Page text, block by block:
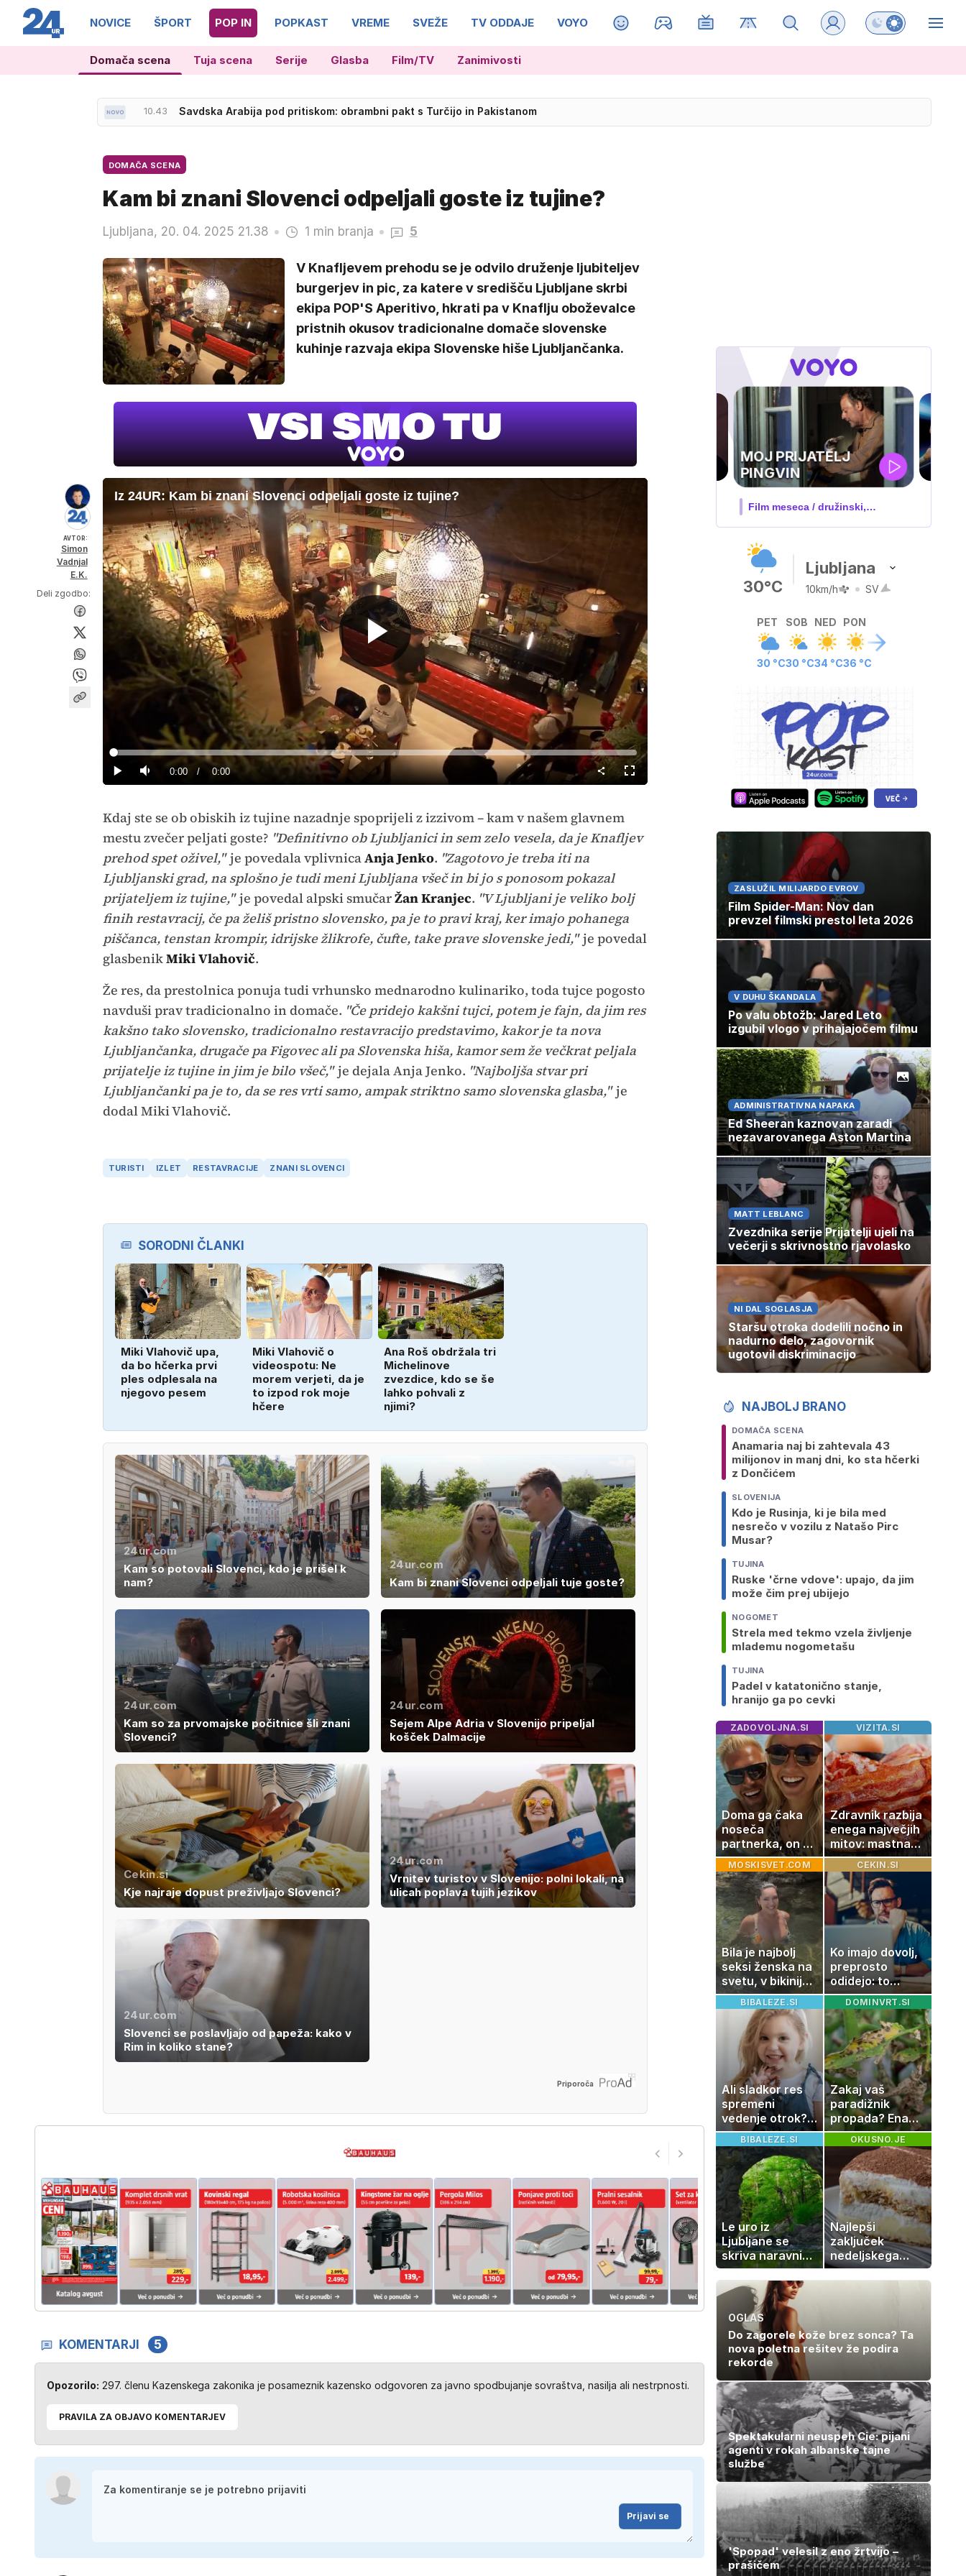
NOVICE ŠPORT POP IN POPKAST VREME SVEŽE TV ODDAJE VOYO MAGAZIN Preklopi barvni
Domača scena Tuja scena Serije Glasba Film/TV Zanimivosti
10.40 Izjemne sušne razmere: do normalnosti manjka 100 mm padavin
DOMAČA SCENA
Kam bi znani Slovenci odpeljali goste iz tujine?
Ljubljana, 20. 04. 2025 21.38 1 min branja 5
V Knafljevem prehodu se je odvilo druženje ljubiteljev
burgerjev in pic, za katere v središču Ljubljane skrbi
ekipa POP'S Aperitivo, hkrati pa v Knaflju oboževalce
pristnih okusov tradicionalne domače slovenske
kuhinje razvaja ekipa Slovenske hiše Ljubljančanka.
AVTOR:
Simon
Vadnjal
E.K.
Deli zgodbo:
Iz 24UR: Kam bi znani Slovenci odpeljali goste iz tujine?
Predvajaj
PredvajajTiho Current
0:00 / Duration
0:00
Loaded:
0%
Celozaslonski
način
Kdaj ste se ob obiskih iz tujine nazadnje spoprijeli z izzivom – kam v našem glavnem
mestu zvečer peljati goste? "Definitivno ob Ljubljanici in sem zelo vesela, da je Knafljev
prehod spet oživel,"je povedala vplivnicaAnja Jenko. "Zagotovo je treba iti na
Ljubljanski grad, na splošno je tudi meni Ljubljana všeč in bi jo s ponosom pokazal
prijateljem iz tujine,"je povedal alpski smučarŽan Kranjec. "V Ljubljani je veliko bolj
finih restavracij, če pa želiš pristno slovensko, pa je to pravi kraj, ker imajo pohanega
piščanca, tenstan krompir, idrijske žlikrofe, čufte, take prave slovenske jedi,"je povedal
glasbenikMiki Vlahovič.
Že res, da prestolnica ponuja tudi vrhunsko mednarodno kulinariko, toda tujce pogosto
navduši prav tradicionalno in domače. "Če pridejo kakšni tujci, potem je fajn, da jim res
kakšno tako slovensko, tradicionalno restavracijo predstavimo, kakor je ta nova
Ljubljančanka, drugače pa Figovec ali pa Slovenska hiša, kamor sem že večkrat peljala
prijatelje iz tujine in jim je bilo všeč,"je dejala Anja Jenko. "Najboljša stvar pri
Ljubljančanki pa je to, da se res vrti samo, ampak striktno samo slovenska glasba,"je
dodal Miki Vlahovič.
TURISTI IZLET RESTAVRACIJE ZNANI SLOVENCI
SORODNI ČLANKI
Miki Vlahovič upa,
da bo hčerka prvi
ples odplesala na
njegovo pesem
Miki Vlahovič o
videospotu: Ne
morem verjeti, da je
to izpod rok moje
hčere
Ana Roš obdržala tri
Michelinove
zvezdice, kdo se še
lahko pohvali z
njimi?
24ur.com
Kam so potovali Slovenci, kdo je prišel k
nam?
24ur.com
Kam bi znani Slovenci odpeljali tuje goste?
24ur.com
Kam so za prvomajske počitnice šli znani
Slovenci?
24ur.com
Sejem Alpe Adria v Slovenijo pripeljal
košček Dalmacije
Cekin.si
Kje najraje dopust preživljajo Slovenci?
24ur.com
Vrnitev turistov v Slovenijo: polni lokali, na
ulicah poplava tujih jezikov
24ur.com
Slovenci se poslavljajo od papeža: kako v
Rim in koliko stane?
Priporoča
KOMENTARJI 5
Opozorilo: 297. členu Kazenskega zakonika je posameznik kazensko odgovoren za javno spodbujanje sovraštva, nasilja ali nestrpnosti.
PRAVILA ZA OBJAVO KOMENTARJEV
Prijavi se
UEFA
SUPERPOKAL
V živo na VOYO: sreda ob 20.30
30°C
Ljubljana
10km/h SV
PET
30 °C
SOB
30 °C
NED
34 °C
PON
36 °C
ZASLUŽIL MILIJARDO EVROV
Film Spider-Man: Nov dan
prevzel filmski prestol leta 2026
V DUHU ŠKANDALA
Po valu obtožb: Jared Leto
izgubil vlogo v prihajajočem filmu
ADMINISTRATIVNA NAPAKA
Ed Sheeran kaznovan zaradi
nezavarovanega Aston Martina
MATT LEBLANC
Zvezdnika serije Prijatelji ujeli na
večerji s skrivnostno rjavolasko
NI DAL SOGLASJA
Staršu otroka dodelili nočno in
nadurno delo, zagovornik
ugotovil diskriminacijo
NAJBOLJ BRANO
DOMAČA SCENA
Anamaria naj bi zahtevala 43
milijonov in manj dni, ko sta hčerki
z Dončićem
SLOVENIJA
Kdo je Rusinja, ki je bila med
nesrečo v vozilu z Natašo Pirc
Musar?
TUJINA
Ruske 'črne vdove': upajo, da jim
može čim prej ubijejo
NOGOMET
Strela med tekmo vzela življenje
mlademu nogometašu
TUJINA
Padel v katatonično stanje,
hranijo ga po cevki
ZADOVOLJNA.SI
Doma ga čaka
noseča
partnerka, on pa
dopustuje z
drugo
VIZITA.SI
Zdravnik razbija
enega največjih
mitov: mastna
jetra ne
nastanejo
zaradi slanine,
temveč zaradi
živila, ki ga
imamo vsi radi
MOSKISVET.COM
Bila je najbolj
seksi ženska na
svetu, v bikiniju
znova navdušila
CEKIN.SI
Ko imajo dovolj,
preprosto
odidejo: to
znamenje
najpogosteje da
odpoved
BIBALEZE.SI
Ali sladkor res
spremeni
vedenje otrok?
Znanost ponuja
presenetljiv
odgovor
DOMINVRT.SI
Zakaj vaš
paradižnik
propada? Ena
napaka lahko
uniči rastline –
tako jih rešite
BIBALEZE.SI
Le uro iz
Ljubljane se
skriva naravni
čudež, ki je kot
ustvarjen za
družinski izlet
OKUSNO.JE
Najlepši
zaključek
nedeljskega
kosila: 8 sladic
brez peke, ki se
OGLAS
Do zagorele kože brez sonca? Ta
nova poletna rešitev že podira
rekorde
Spektakularni neuspeh Cie: pijani
agenti v rokah albanske tajne
službe
'Spopad' velesil z eno žrtvijo –
prašičem